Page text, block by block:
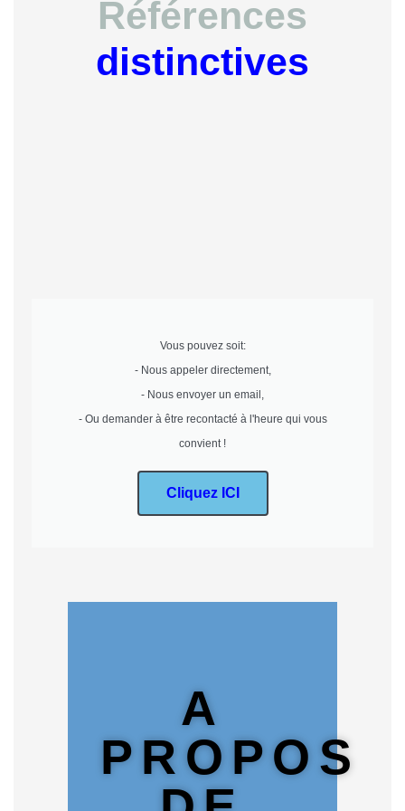
Références
distinctives
Vous pouvez soit:
- Nous appeler directement,
- Nous envoyer un email,
- Ou demander à être recontacté à l'heure qui vous
convient !
Cliquez ICI
A
PROPOS